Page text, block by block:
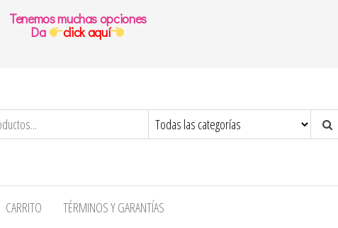
Tenemos muchas opciones
Da
click aquí
CARRITO TÉRMINOS Y GARANTÍAS